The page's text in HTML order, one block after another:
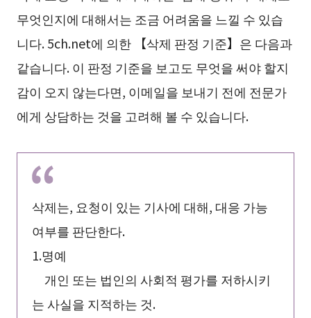
무엇인지에 대해서는 조금 어려움을 느낄 수 있습
니다. 5ch.net에 의한 【삭제 판정 기준】은 다음과
같습니다. 이 판정 기준을 보고도 무엇을 써야 할지
감이 오지 않는다면, 이메일을 보내기 전에 전문가
에게 상담하는 것을 고려해 볼 수 있습니다.
삭제는, 요청이 있는 기사에 대해, 대응 가능
여부를 판단한다.
1.명예
개인 또는 법인의 사회적 평가를 저하시키
는 사실을 지적하는 것.